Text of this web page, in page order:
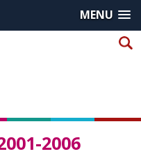
MENU
2006